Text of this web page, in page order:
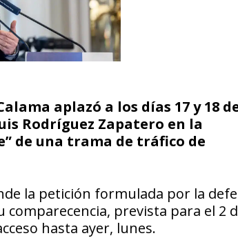
aplazó a los días 17 y 18
Rodríguez Zapatero en la
de una trama de tráfico de
la petición formulada por la
prevista para el 2
hasta ayer, lunes.